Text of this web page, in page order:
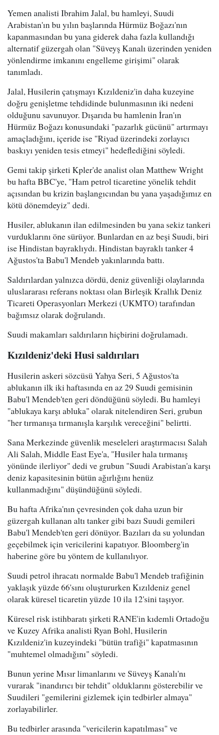
Yemen analisti Ibrahim Jalal, bu hamleyi, Suudi
Arabistan'ın bu yılın başlarında Hürmüz Boğazı'nın
kapanmasından bu yana giderek daha fazla kullandığı
alternatif güzergah olan "Süveyş Kanalı üzerinden yeniden
yönlendirme imkanını engelleme girişimi" olarak
tanımladı.
Jalal, Husilerin çatışmayı Kızıldeniz'in daha kuzeyine
doğru genişletme tehdidinde bulunmasının iki nedeni
olduğunu savunuyor. Dışarıda bu hamlenin İran'ın
Hürmüz Boğazı konusundaki "pazarlık gücünü" artırmayı
amaçladığını, içeride ise "Riyad üzerindeki zorlayıcı
baskıyı yeniden tesis etmeyi" hedeflediğini söyledi.
Gemi takip şirketi Kpler'de analist olan Matthew Wright
bu hafta BBC'ye, "Ham petrol ticaretine yönelik tehdit
açısından bu krizin başlangıcından bu yana yaşadığımız en
kötü dönemdeyiz" dedi.
Husiler, ablukanın ilan edilmesinden bu yana sekiz tankeri
vurduklarını öne sürüyor. Bunlardan en az beşi Suudi, biri
ise Hindistan bayraklıydı. Hindistan bayraklı tanker 4
Ağustos'ta Babu'l Mendeb yakınlarında battı.
Saldırılardan yalnızca dördü, deniz güvenliği olaylarında
uluslararası referans noktası olan Birleşik Krallık Deniz
Ticareti Operasyonları Merkezi (UKMTO) tarafından
bağımsız olarak doğrulandı.
Suudi makamları saldırıların hiçbirini doğrulamadı.
Kızıldeniz'deki Husi saldırıları
Husilerin askeri sözcüsü Yahya Seri, 5 Ağustos'ta
ablukanın ilk iki haftasında en az 29 Suudi gemisinin
Babu'l Mendeb'ten geri döndüğünü söyledi. Bu hamleyi
"ablukaya karşı abluka" olarak nitelendiren Seri, grubun
"her tırmanışa tırmanışla karşılık vereceğini" belirtti.
Sana Merkezinde güvenlik meseleleri araştırmacısı Salah
Ali Salah, Middle East Eye'a, "Husiler hala tırmanış
yönünde ilerliyor" dedi ve grubun "Suudi Arabistan'a karşı
deniz kapasitesinin bütün ağırlığını henüz
kullanmadığını" düşündüğünü söyledi.
Bu hafta Afrika'nın çevresinden çok daha uzun bir
güzergah kullanan altı tanker gibi bazı Suudi gemileri
Babu'l Mendeb'ten geri dönüyor. Bazıları da su yolundan
geçebilmek için vericilerini kapatıyor. Bloomberg'in
haberine göre bu yöntem de kullanılıyor.
Suudi petrol ihracatı normalde Babu'l Mendeb trafiğinin
yaklaşık yüzde 66'sını oluştururken Kızıldeniz genel
olarak küresel ticaretin yüzde 10 ila 12'sini taşıyor.
Küresel risk istihbaratı şirketi RANE'in kıdemli Ortadoğu
ve Kuzey Afrika analisti Ryan Bohl, Husilerin
Kızıldeniz'in kuzeyindeki "bütün trafiği" kapatmasının
"muhtemel olmadığını" söyledi.
Bunun yerine Mısır limanlarını ve Süveyş Kanalı'nı
vurarak "inandırıcı bir tehdit" olduklarını gösterebilir ve
Suudileri "gemilerini gizlemek için tedbirler almaya"
zorlayabilirler.
Bu tedbirler arasında "vericilerin kapatılması" ve